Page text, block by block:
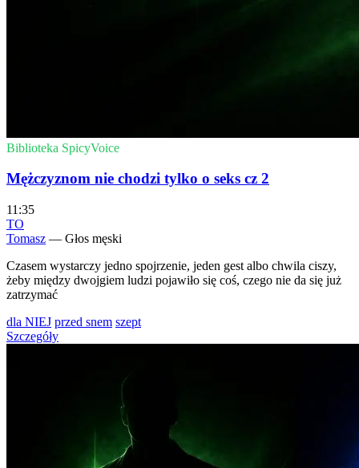
Biblioteka SpicyVoice
Mężczyznom nie chodzi tylko o seks cz 2
11:35
TO
Tomasz — Głos męski
Czasem wystarczy jedno spojrzenie, jeden gest albo chwila ciszy,
żeby między dwojgiem ludzi pojawiło się coś, czego nie da się już
zatrzymać
dla NIEJ przed snem szept
Szczegóły